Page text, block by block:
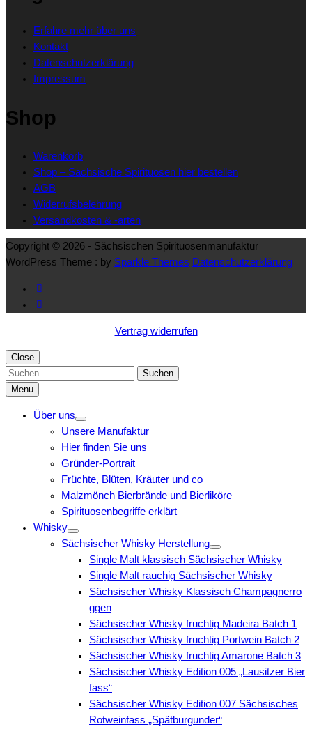
Die
können
auf
der
Produktseite
werden
Erfahre mehr über uns
Kontakt
Datenschutzerklärung
Impressum
Shop
Warenkorb
Shop – Sächsische Spirituosen hier bestellen
AGB
Widerrufsbelehrung
Versandkosten & -arten
Copyright © 2026 - Sächsischen Spirituosenmanufaktur
WordPress Theme : by Sparkle Themes Datenschutzerklärung
Vertrag widerrufen
Close
Suchen
nach:
Menu
Über uns
Unsere Manufaktur
Hier finden Sie uns
Gründer-Portrait
Früchte, Blüten, Kräuter und co
Malzmönch Bierbrände und Bierliköre
Spirituosenbegriffe erklärt
Whisky
Sächsischer Whisky Herstellung
Single Malt klassisch Sächsischer Whisky
Single Malt rauchig Sächsischer Whisky
Sächsischer Whisky Klassisch Champagnerro
ggen
Sächsischer Whisky fruchtig Madeira Batch 1
Sächsischer Whisky fruchtig Portwein Batch 2
Sächsischer Whisky fruchtig Amarone Batch 3
Sächsischer Whisky Edition 005 „Lausitzer Bier
fass“
Sächsischer Whisky Edition 007 Sächsisches
Rotweinfass „Spätburgunder“